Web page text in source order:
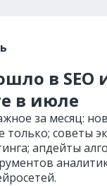
в SEO
в июле
за месяц:
только; советы
апдейты